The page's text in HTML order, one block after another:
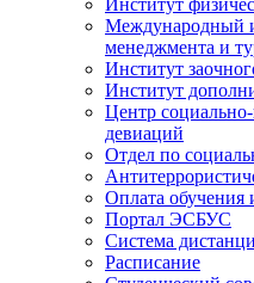
Институт
Международный
менеджмента и
Институт
Институт
Центр
девиаций
Отдел по
Оплата обучения
Портал ЭСБУС
Система
Расписание